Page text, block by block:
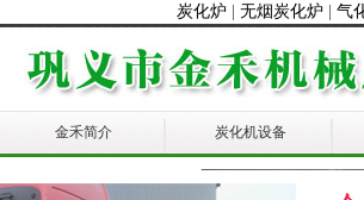
炭化炉 无烟炭化炉 气
金禾简介 炭化机设备